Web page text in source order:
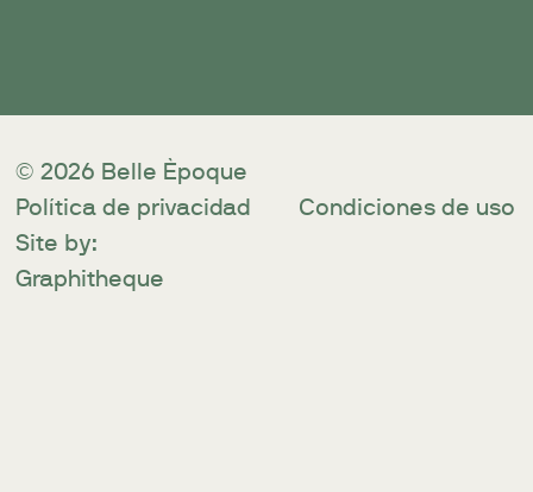
© 2026 Belle Èpoque
Política de privacidad Condiciones de uso
Site by:
Graphitheque